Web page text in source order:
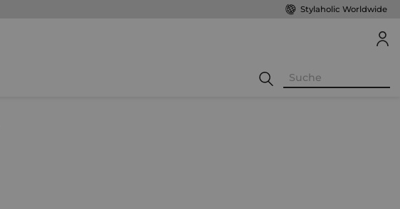
Stylaholic Worldwide